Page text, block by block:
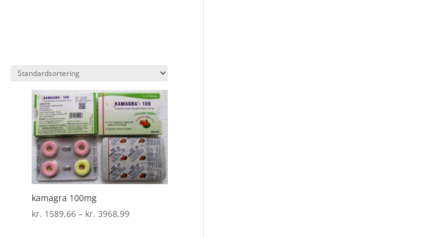
kamagra 100mg
kr. 1589,66 – kr. 3968,99Prisinterval: